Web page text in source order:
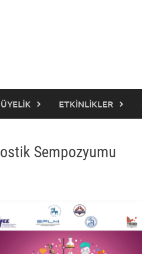
ÜYELIK ETKINLIKLER
Sempozyumu